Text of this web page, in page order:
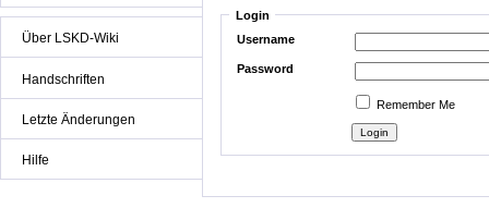
Über LSKD-Wiki
Handschriften
Letzte Änderungen
Hilfe
Login
Username
Password
Remember Me